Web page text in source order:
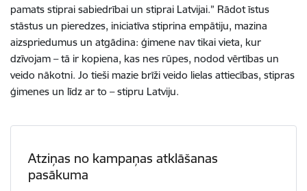
pamats stiprai sabiedrībai un stiprai Latvijai.” Rādot īstus
stāstus un pieredzes, iniciatīva stiprina empātiju, mazina
aizspriedumus un atgādina: ģimene nav tikai vieta, kur
dzīvojam – tā ir kopiena, kas nes rūpes, nodod vērtības un
veido nākotni. Jo tieši mazie brīži veido lielas attiecības, stipras
ģimenes un līdz ar to – stipru Latviju.
Atziņas no kampaņas atklāšanas
pasākuma